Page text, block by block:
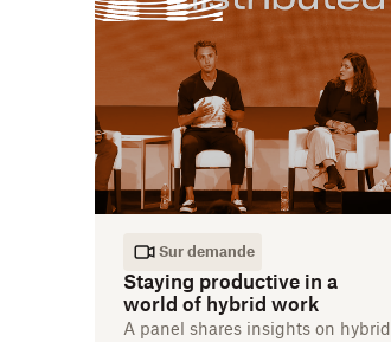
Sur demande
Staying productive in a
world of hybrid work
A panel shares insights on hybrid